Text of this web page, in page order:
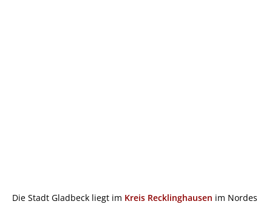
Die Stadt Gladbeck liegt im Kreis Recklinghausen im Nordes